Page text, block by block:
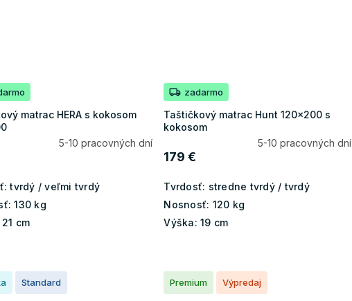
matrac HERA s kokosom
5-10 pracovných dní
tvrdý / veľmi tvrdý
130 kg
21 cm
zadarmo
Taštičkový matrac Hunt 120x200 s
kokosom
5-10 pracovných dní
179 €
Tvrdosť: stredne tvrdý / tvrdý
Nosnosť: 120 kg
Výška: 19 cm
Standard Premium Výpredaj